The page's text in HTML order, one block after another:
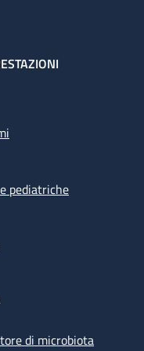
pediatriche
di microbiota